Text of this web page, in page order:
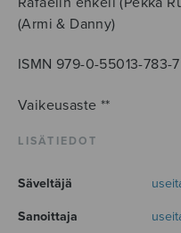
(Armi & Danny)
ISMN 979-0-55013-783-7
Vaikeusaste **
LISÄTIEDOT
Säveltäjä
Sanoittaja